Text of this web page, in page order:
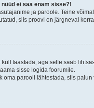
ei saa enam sisse?!
ja paroole. Teine
siis proovi on järgneval
taastada, aga selle saab
sisse logida foorumile.
oma parooli lähtestada, siis